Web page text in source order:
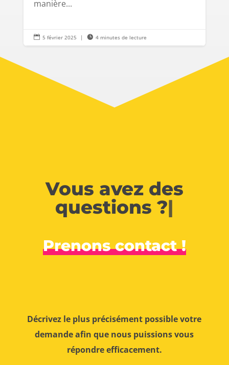
manière...
 5 février 2025 |  4 minutes de lecture
Vous avez des
questions ?|
Prenons contact !
Décrivez le plus précisément possible votre
demande afin que nous puissions vous
répondre efficacement.